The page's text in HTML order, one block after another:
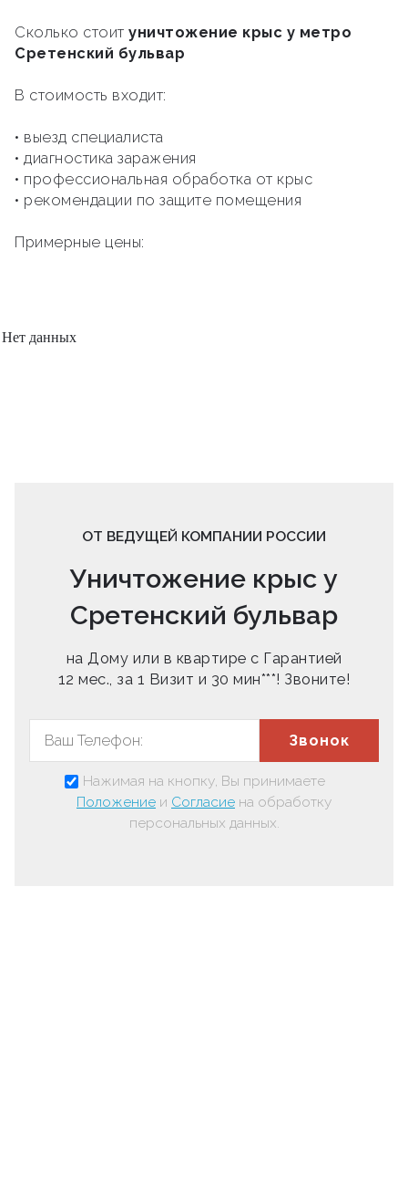
Сколько стоит уничтожение крыс у метро
Сретенский бульвар
В стоимость входит:
• выезд специалиста
• диагностика заражения
• профессиональная обработка от крыс
• рекомендации по защите помещения
Примерные цены:
Нет данных
ОТ ВЕДУЩЕЙ КОМПАНИИ РОССИИ
Уничтожение крыс у
Сретенский бульвар
на Дому или в квартире с Гарантией
12 мес., за 1 Визит и 30 мин***! Звоните!
Звонок
Нажимая на кнопку, Вы принимаете
Положение и Согласие на обработку
персональных данных.